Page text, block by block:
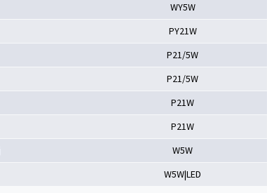
WY5W
PY21W
P21/5W
P21/5W
P21W
P21W
W5W
W5W|LED